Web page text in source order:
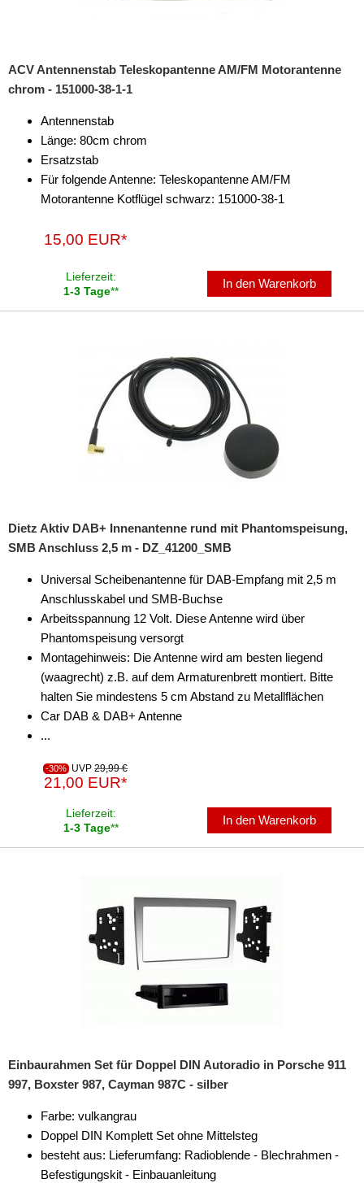
ACV Antennenstab Teleskopantenne AM/FM Motorantenne
chrom - 151000-38-1-1
Antennenstab
Länge: 80cm chrom
Ersatzstab
Für folgende Antenne: Teleskopantenne AM/FM
Motorantenne Kotflügel schwarz: 151000-38-1
15,00 EUR*
Lieferzeit:
1-3 Tage**
In den Warenkorb
Dietz Aktiv DAB+ Innenantenne rund mit Phantomspeisung,
SMB Anschluss 2,5 m - DZ_41200_SMB
Universal Scheibenantenne für DAB-Empfang mit 2,5 m
Anschlusskabel und SMB-Buchse
Arbeitsspannung 12 Volt. Diese Antenne wird über
Phantomspeisung versorgt
Montagehinweis: Die Antenne wird am besten liegend
(waagrecht) z.B. auf dem Armaturenbrett montiert. Bitte
halten Sie mindestens 5 cm Abstand zu Metallflächen
Car DAB & DAB+ Antenne
...
-30% UVP 29,99 €
21,00 EUR*
Lieferzeit:
1-3 Tage**
In den Warenkorb
Einbaurahmen Set für Doppel DIN Autoradio in Porsche 911
997, Boxster 987, Cayman 987C - silber
Farbe: vulkangrau
Doppel DIN Komplett Set ohne Mittelsteg
besteht aus: Lieferumfang: Radioblende - Blechrahmen -
Befestigungskit - Einbauanleitung